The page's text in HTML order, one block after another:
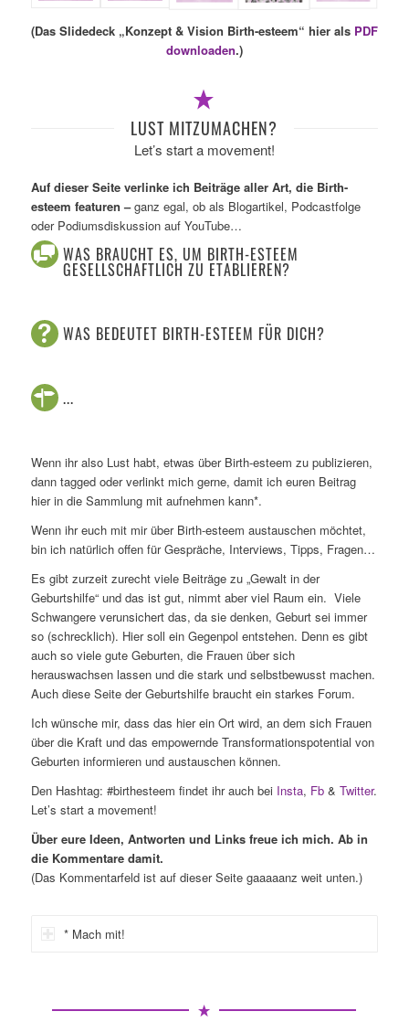
(Das Slidedeck „Konzept & Vision Birth-esteem“ hier als PDF
downloaden.)
LUST MITZUMACHEN?
Let’s start a movement!
Auf dieser Seite verlinke ich Beiträge aller Art, die Birth-
esteem featuren –ganz egal, ob als Blogartikel, Podcastfolge
oder Podiumsdiskussion auf YouTube…
WAS BRAUCHT ES, UM BIRTH-ESTEEM
GESELLSCHAFTLICH ZU ETABLIEREN?
WAS BEDEUTET BIRTH-ESTEEM FÜR DICH?
...
Wenn ihr also Lust habt, etwas über Birth-esteem zu publizieren,
dann tagged oder verlinkt mich gerne, damit ich euren Beitrag
hier in die Sammlung mit aufnehmen kann*.
Wenn ihr euch mit mir über Birth-esteem austauschen möchtet,
bin ich natürlich offen für Gespräche, Interviews, Tipps, Fragen…
Es gibt zurzeit zurecht viele Beiträge zu „Gewalt in der
Geburtshilfe“ und das ist gut, nimmt aber viel Raum ein. Viele
Schwangere verunsichert das, da sie denken, Geburt sei immer
so (schrecklich). Hier soll ein Gegenpol entstehen. Denn es gibt
auch so viele gute Geburten, die Frauen über sich
herauswachsen lassen und die stark und selbstbewusst machen.
Auch diese Seite der Geburtshilfe braucht ein starkes Forum.
Ich wünsche mir, dass das hier ein Ort wird, an dem sich Frauen
über die Kraft und das empowernde Transformationspotential von
Geburten informieren und austauschen können.
Den Hashtag: #birthesteem findet ihr auch bei Insta, Fb& Twitter.
Let’s start a movement!
Über eure Ideen, Antworten und Links freue ich mich. Ab in
die Kommentare damit.
(Das Kommentarfeld ist auf dieser Seite gaaaaanz weit unten.)
* Mach mit!